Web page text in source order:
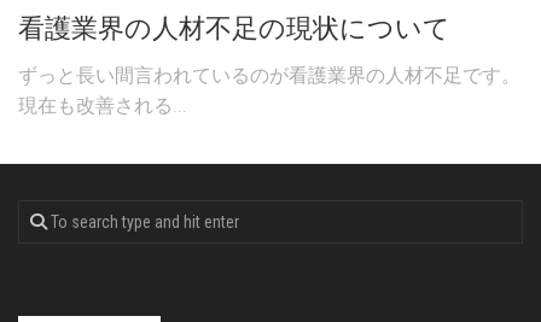
看護業界の人材不足の現状について
ずっと長い間言われているのが看護業界の人材不足です。
現在も改善される...